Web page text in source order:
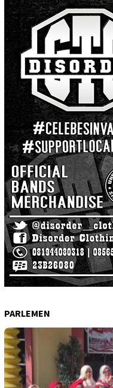
PARLEMEN